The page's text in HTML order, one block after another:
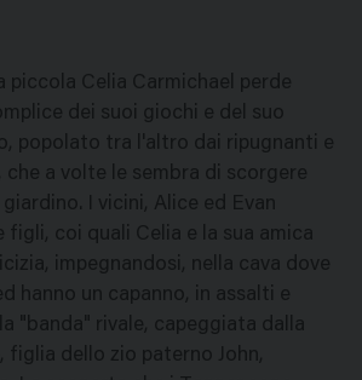
piccola Celia Carmichael perde
dei suoi giochi e del suo
popolato tra l'altro dai ripugnanti e
a volte le sembra di scorgere
I vicini, Alice ed Evan
figli, coi quali Celia e la sua amica
impegnandosi, nella cava dove
hanno un capanno, in assalti e
"banda" rivale, capeggiata dalla
figlia dello zio paterno John,